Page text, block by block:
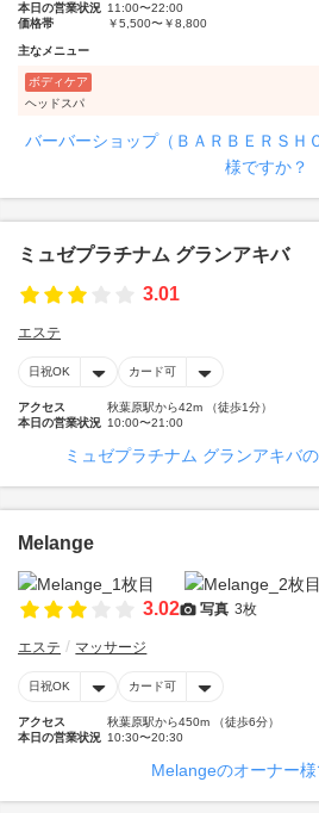
本日の営業状況 11:00〜22:00
価格帯
￥5,500〜￥8,800
主なメニュー
ボディケア
ヘッドスパ
バーバーショップ（ＢＡＲＢＥＲＳＨ
様ですか？
ミュゼプラチナム グランアキバ
3.01
エステ
日祝OK カード可
アクセス
秋葉原駅から42m （徒歩1分）
本日の営業状況 10:00〜21:00
ミュゼプラチナム グランアキバ
Melange
3.02 写真 3枚
エステ マッサージ
日祝OK カード可
アクセス
秋葉原駅から450m （徒歩6分）
本日の営業状況 10:30〜20:30
Melangeのオーナー様